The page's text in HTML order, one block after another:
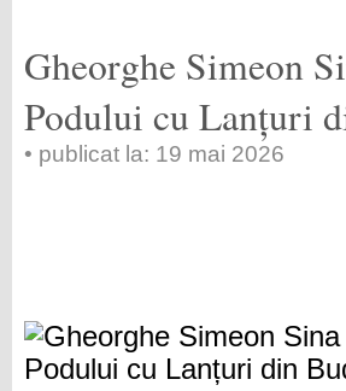
Gheorghe Simeon
Podului cu Lanțuri
• publicat la: 19 mai 2026